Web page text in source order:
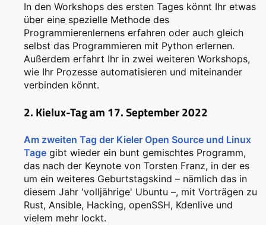
In den Workshops des ersten Tages könnt Ihr etwas
über eine spezielle Methode des
Programmierenlernens erfahren oder auch gleich
selbst das Programmieren mit Python erlernen.
Außerdem erfahrt Ihr in zwei weiteren Workshops,
wie Ihr Prozesse automatisieren und miteinander
verbinden könnt.
2. Kielux-Tag am 17. September 2022
Am zweiten Tag der Kieler Open Source und Linux
Tage gibt wieder ein bunt gemischtes Programm,
das nach der Keynote von Torsten Franz, in der es
um ein weiteres Geburtstagskind – nämlich das in
diesem Jahr 'volljährige' Ubuntu –, mit Vorträgen zu
Rust, Ansible, Hacking, openSSH, Kdenlive und
vielem mehr lockt.